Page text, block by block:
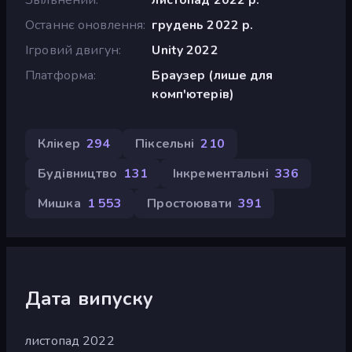
Останнє оновлення грудень 2022 р.
Ігровий двигун
Unity 2022
Платформа
Браузер (лише для
комп'ютерів)
Клікер 294 Піксельні 210
Будівництво 131 Інкрементальні 336
Мишка 1 553 Простоювати 391
Дата випуску
листопад 2022